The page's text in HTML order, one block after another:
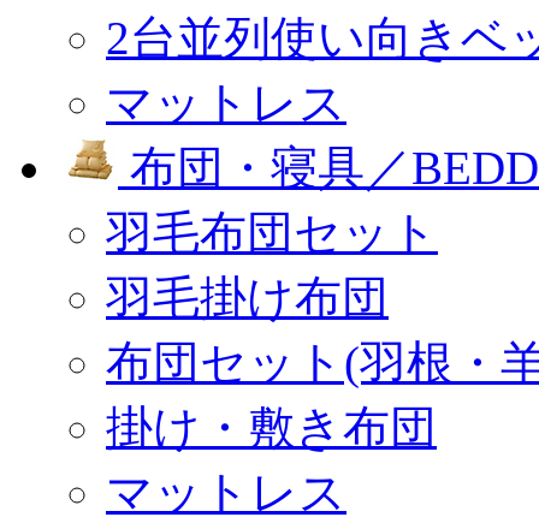
2台並列使い向きベ
マットレス
布団・寝具／
羽毛布団セット
羽毛掛け布団
布団セット(羽根・
掛け・敷き布団
マットレス